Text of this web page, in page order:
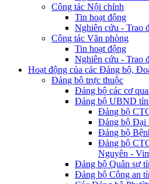
Công tác Nội chính
Tin hoạt động
Nghiên cứu - Trao
Công tác Văn phòng
Tin hoạt động
Nghiên cứu - Trao
Hoạt động của các Đảng bộ,
Đảng bộ trực thuộc
Đảng bộ các cơ
Đảng bộ UBND
Đảng bộ
Đảng bộ Đại
Đảng bộ
Đảng bộ
Nguyên -
Đảng bộ Quân sự
Đảng bộ Công an